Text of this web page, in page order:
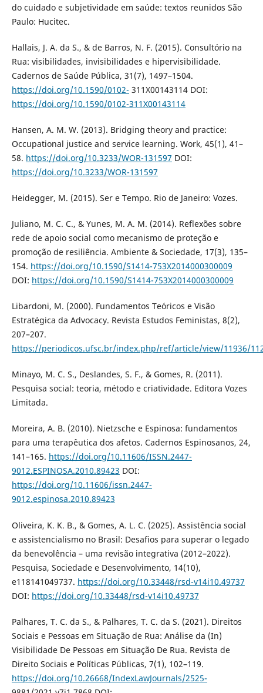
do cuidado e subjetividade em saúde: textos reunidos São
Paulo: Hucitec.
Hallais, J. A. da S., & de Barros, N. F. (2015). Consultório na
Rua: visibilidades, invisibilidades e hipervisibilidade.
Cadernos de Saúde Pública, 31(7), 1497–1504.
https://doi.org/10.1590/0102- 311X00143114 DOI:
https://doi.org/10.1590/0102-311X00143114
Hansen, A. M. W. (2013). Bridging theory and practice:
Occupational justice and service learning. Work, 45(1), 41–
58. https://doi.org/10.3233/WOR-131597 DOI:
https://doi.org/10.3233/WOR-131597
Heidegger, M. (2015). Ser e Tempo. Rio de Janeiro: Vozes.
Juliano, M. C. C., & Yunes, M. A. M. (2014). Reflexões sobre
rede de apoio social como mecanismo de proteção e
promoção de resiliência. Ambiente & Sociedade, 17(3), 135–
154. https://doi.org/10.1590/S1414-753X2014000300009
DOI: https://doi.org/10.1590/S1414-753X2014000300009
Libardoni, M. (2000). Fundamentos Teóricos e Visão
Estratégica da Advocacy. Revista Estudos Feministas, 8(2),
207–207.
https://periodicos.ufsc.br/index.php/ref/article/view/11936/
Minayo, M. C. S., Deslandes, S. F., & Gomes, R. (2011).
Pesquisa social: teoria, método e criatividade. Editora Vozes
Limitada.
Moreira, A. B. (2010). Nietzsche e Espinosa: fundamentos
para uma terapêutica dos afetos. Cadernos Espinosanos, 24,
141–165. https://doi.org/10.11606/ISSN.2447-
9012.ESPINOSA.2010.89423 DOI:
https://doi.org/10.11606/issn.2447-
9012.espinosa.2010.89423
Oliveira, K. K. B., & Gomes, A. L. C. (2025). Assistência social
e assistencialismo no Brasil: Desafios para superar o legado
da benevolência – uma revisão integrativa (2012–2022).
Pesquisa, Sociedade e Desenvolvimento, 14(10),
e118141049737. https://doi.org/10.33448/rsd-v14i10.49737
DOI: https://doi.org/10.33448/rsd-v14i10.49737
Palhares, T. C. da S., & Palhares, T. C. da S. (2021). Direitos
Sociais e Pessoas em Situação de Rua: Análise da (In)
Visibilidade De Pessoas em Situação De Rua. Revista de
Direito Sociais e Políticas Públicas, 7(1), 102–119.
https://doi.org/10.26668/IndexLawJournals/2525-